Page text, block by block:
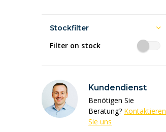
Stockfilter
Filter on stock
Kundendienst
Benötigen Sie
Beratung? Kontaktieren
Sie uns